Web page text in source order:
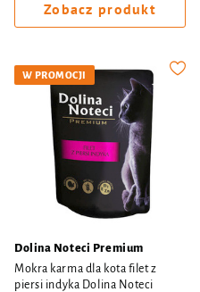
Zobacz produkt
W PROMOCJI
Dolina Noteci Premium
Mokra karma dla kota filet z
piersi indyka Dolina Noteci